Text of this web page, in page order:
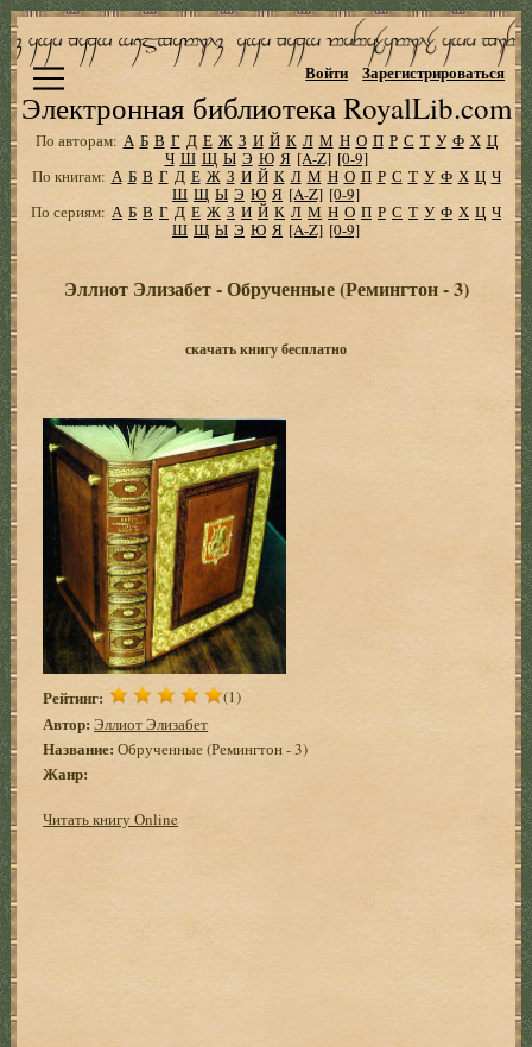
Электронная библиотека RoyalLib.com
Войти Зарегистрироваться
По авторам: А Б В Г Д Е Ж З И Й К Л М Н О П Р С Т У Ф Х Ц
Ч Ш Щ Ы Э Ю Я [A-Z] [0-9]
По книгам: А Б В Г Д Е Ж З И Й К Л М Н О П Р С Т У Ф Х Ц Ч
Ш Щ Ы Э Ю Я [A-Z] [0-9]
По сериям: А Б В Г Д Е Ж З И Й К Л М Н О П Р С Т У Ф Х Ц Ч
Ш Щ Ы Э Ю Я [A-Z] [0-9]
Эллиот Элизабет - Обрученные (Ремингтон - 3)
скачать книгу бесплатно
Рейтинг: (1)
Автор: Эллиот Элизабет
Название: Обрученные (Ремингтон - 3)
Жанр:
Читать книгу Online